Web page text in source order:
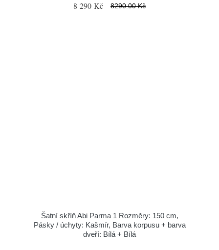
8 290 Kč 8290.00 Kč
Šatní skříň Abi Parma 1 Rozměry: 150 cm,
Pásky / úchyty: Kašmír, Barva korpusu + barva
dveří: Bílá + Bílá